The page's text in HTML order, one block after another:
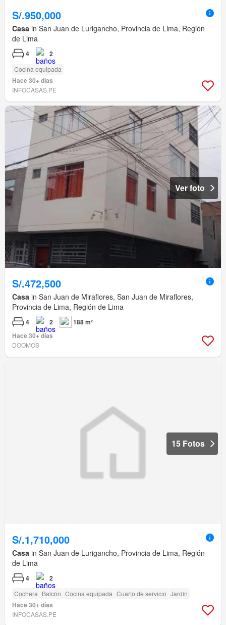
S/.950,000
Casa in San Juan de Lurigancho, Provincia de Lima, Región
de Lima
4 2
Cocina equipada
Hace 30+ días
INFOCASAS.PE
Ver foto
S/.472,500
Casa in San Juan de Miraflores, San Juan de Miraflores,
Provincia de Lima, Región de Lima
4 2
188 m²
Hace 30+ días
DOOMOS
15 Fotos
S/.1,710,000
Casa in San Juan de Lurigancho, Provincia de Lima, Región
de Lima
4 2
Cochera Balcón Cocina equipada Cuarto de servicio Jardín
Hace 30+ días
INFOCASAS.PE